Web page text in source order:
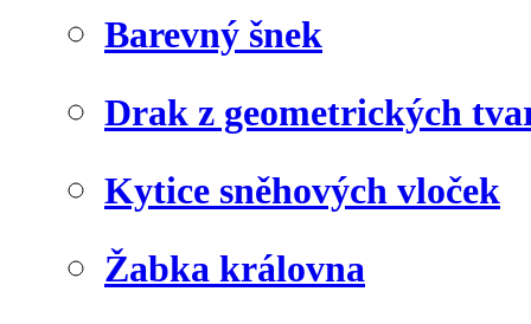
Barevný šnek
Drak z geometrických
Kytice sněhových vloček
Žabka královna